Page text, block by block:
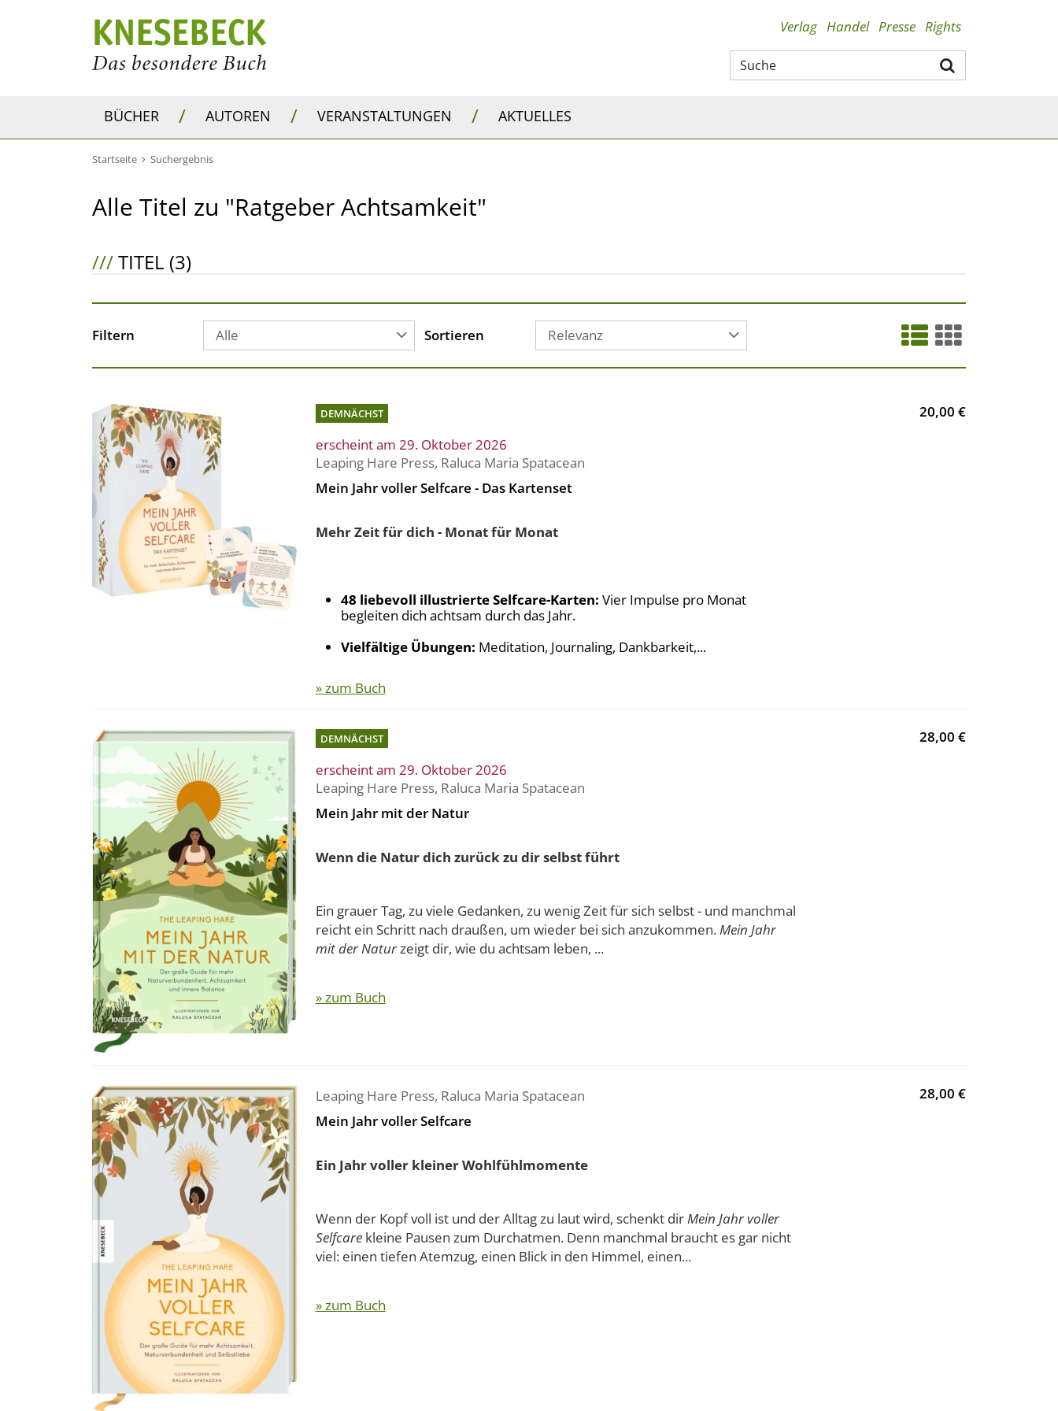
Verlag Handel Presse Rights
BÜCHER / AUTOREN / VERANSTALTUNGEN / AKTUELLES
Startseite Suchergebnis
Alle Titel zu "Ratgeber Achtsamkeit"
///TITEL (3)
Filtern Alle Sortieren Relevanz
DEMNÄCHST
erscheint am 29. Oktober 2026
Leaping Hare Press, Raluca Maria Spatacean
Mein Jahr voller Selfcare - Das Kartenset
Mehr Zeit für dich - Monat für Monat
48 liebevoll illustrierte Selfcare-Karten: Vier Impulse pro Monat
begleiten dich achtsam durch das Jahr.
Vielfältige Übungen: Meditation, Journaling, Dankbarkeit,...
» zum Buch
20,00 €
DEMNÄCHST
erscheint am 29. Oktober 2026
Leaping Hare Press, Raluca Maria Spatacean
Mein Jahr mit der Natur
Wenn die Natur dich zurück zu dir selbst führt
Ein grauer Tag, zu viele Gedanken, zu wenig Zeit für sich selbst - und manchmal
reicht ein Schritt nach draußen, um wieder bei sich anzukommen.Mein Jahr
mit der Naturzeigt dir, wie du achtsam leben, ...
» zum Buch
28,00 €
Leaping Hare Press, Raluca Maria Spatacean
Mein Jahr voller Selfcare
Ein Jahr voller kleiner Wohlfühlmomente
Wenn der Kopf voll ist und der Alltag zu laut wird, schenkt dirMein Jahr voller
Selfcarekleine Pausen zum Durchatmen. Denn manchmal braucht es gar nicht
viel: einen tiefen Atemzug, einen Blick in den Himmel, einen...
» zum Buch
28,00 €